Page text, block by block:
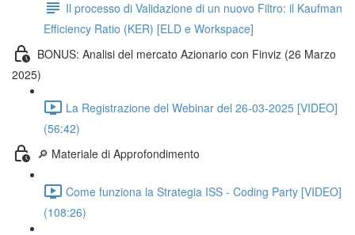
Il processo di Validazione di un nuovo Filtro: il Kaufman
Efficiency Ratio (KER) [ELD e Workspace]
BONUS: Analisi del mercato Azionario con Finviz (26 Marzo
2025)
La Registrazione del Webinar del 26-03-2025 [VIDEO]
(56:42)
🔎 Materiale di Approfondimento
Come funziona la Strategia ISS - Coding Party [VIDEO]
(108:26)